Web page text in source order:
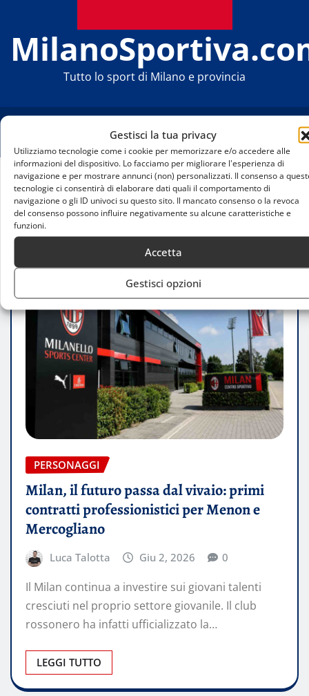
Gestisci la tua privacy
Utilizziamo tecnologie come i cookie per memorizzare e/o accedere alle
informazioni del dispositivo. Lo facciamo per migliorare l'esperienza di
navigazione e per mostrare annunci (non) personalizzati. Il consenso a
tecnologie ci consentirà di elaborare dati quali il comportamento di
navigazione o gli ID univoci su questo sito. Il mancato consenso o la revoca
del consenso possono influire negativamente su alcune caratteristiche e
funzioni.
Accetta
Gestisci opzioni
Tutto lo sport di Milano e provincia
Home
Milan, il futuro passa dal vivaio: primi contratti
professionistici per Menon e Mercogliano
PERSONAGGI
Milan, il futuro passa dal vivaio: primi
contratti professionistici per Menon e
Mercogliano
Luca Talotta Giu 2, 2026 0
Il Milan continua a investire sui giovani talenti
cresciuti nel proprio settore giovanile. Il club
rossonero ha infatti ufficializzato la…
LEGGI TUTTO